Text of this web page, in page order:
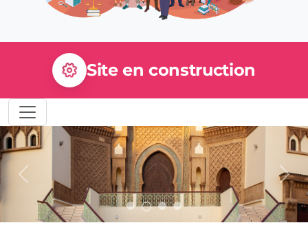
Site en construction
Previous